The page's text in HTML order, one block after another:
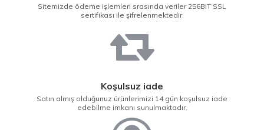
Sitemizde ödeme işlemleri srasında veriler 256BIT SSL
sertifikası ile şifrelenmektedir.
Koşulsuz iade
Satın almış olduğunuz ürünlerimizi 14 gün koşulsuz iade
edebilme imkanı sunulmaktadır.